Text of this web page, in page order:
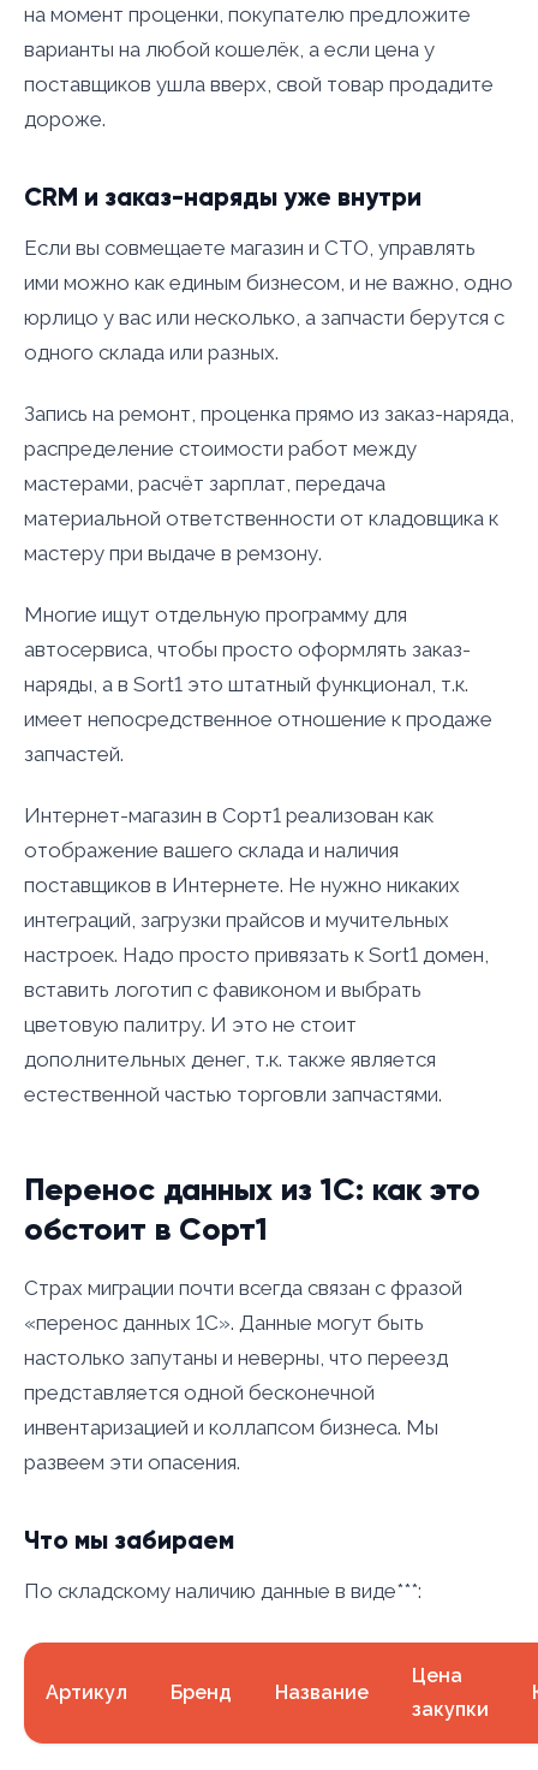
на момент проценки, покупателю предложите
варианты на любой кошелёк, а если цена у
поставщиков ушла вверх, свой товар продадите
дороже.
CRM и заказ-наряды уже внутри
Если вы совмещаете магазин и СТО, управлять
ими можно как единым бизнесом, и не важно, одно
юрлицо у вас или несколько, а запчасти берутся с
одного склада или разных.
Запись на ремонт, проценка прямо из заказ-наряда,
распределение стоимости работ между
мастерами, расчёт зарплат, передача
материальной ответственности от кладовщика к
мастеру при выдаче в ремзону.
Многие ищут отдельную программу для
автосервиса, чтобы просто оформлять заказ-
наряды, а в Sort1 это штатный функционал, т.к.
имеет непосредственное отношение к продаже
запчастей.
Интернет-магазин в Сорт1 реализован как
отображение вашего склада и наличия
поставщиков в Интернете. Не нужно никаких
интеграций, загрузки прайсов и мучительных
настроек. Надо просто привязать к Sort1 домен,
вставить логотип с фавиконом и выбрать
цветовую палитру. И это не стоит
дополнительных денег, т.к. также является
естественной частью торговли запчастями.
Перенос данных из 1С: как это
обстоит в Сорт1
Страх миграции почти всегда связан с фразой
«перенос данных 1С». Данные могут быть
настолько запутаны и неверны, что переезд
представляется одной бесконечной
инвентаризацией и коллапсом бизнеса. Мы
развеем эти опасения.
Что мы забираем
По складскому наличию данные в виде***:
Артикул Бренд Название
Цена
закупки